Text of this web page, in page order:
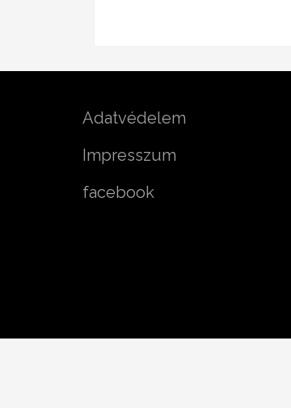
Adatvédelem
Impresszum
facebook